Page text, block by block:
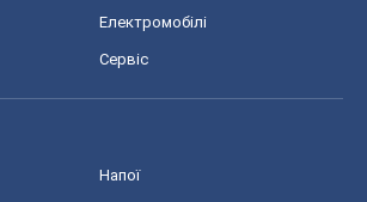
Електромобілі
Сервіс
Напої